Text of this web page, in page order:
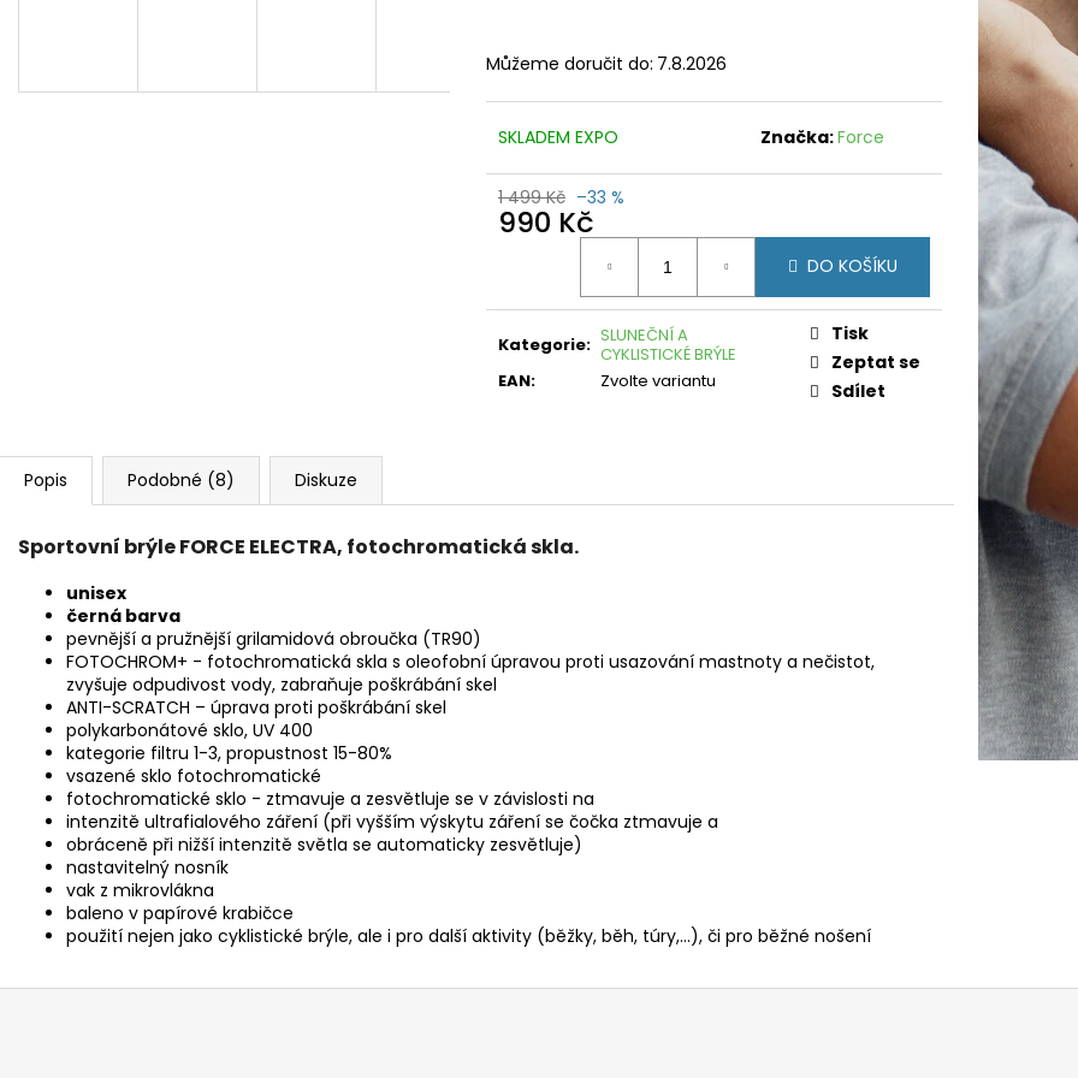
Můžeme doručit do: 7.8.2026
SKLADEM EXPO Značka:Force
1 499 Kč –33 %
990 Kč
DO KOŠÍKU
Kategorie: SLUNEČNÍ A
CYKLISTICKÉ BRÝLE
EAN: Zvolte variantu
Tisk
Zeptat se
Sdílet
Popis Podobné (8) Diskuze
Sportovní brýle FORCE ELECTRA, fotochromatická skla.
unisex
černá barva
pevnější a pružnější grilamidová obroučka (TR90)
FOTOCHROM+ - fotochromatická skla s oleofobní úpravou proti usazování mastnoty a nečistot,
zvyšuje odpudivost vody, zabraňuje poškrábání skel
ANTI-SCRATCH – úprava proti poškrábání skel
polykarbonátové sklo, UV 400
kategorie filtru 1-3, propustnost 15-80%
vsazené sklo fotochromatické
fotochromatické sklo - ztmavuje a zesvětluje se v závislosti na
intenzitě ultrafialového záření (při vyšším výskytu záření se čočka ztmavuje a
obráceně při nižší intenzitě světla se automaticky zesvětluje)
nastavitelný nosník
vak z mikrovlákna
baleno v papírové krabičce
použití nejen jako cyklistické brýle, ale i pro další aktivity (běžky, běh, túry,...), či pro běžné nošení